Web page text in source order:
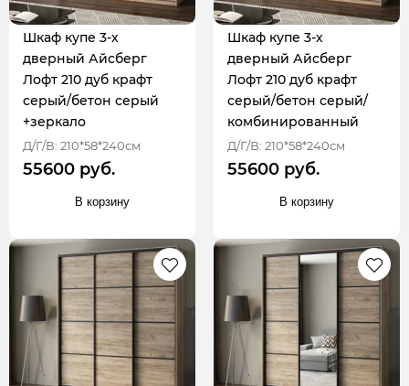
Шкаф купе 3-х
дверный Айсберг
Лофт 210 дуб крафт
серый/бетон серый
+зеркало
Д/Г/В: 210*58*240см
55600 руб.
В корзину
Шкаф купе 3-х
дверный Айсберг
Лофт 210 дуб крафт
серый/бетон серый/
комбинированный
Д/Г/В: 210*58*240см
55600 руб.
В корзину